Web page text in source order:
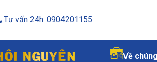
Tư vấn 24h: 0904201155
Về